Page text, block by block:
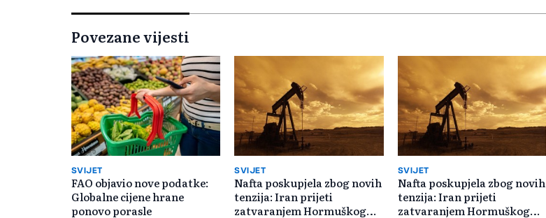
Povezane vijesti
SVIJET
FAO objavio nove podatke:
Globalne cijene hrane
ponovo porasle
SVIJET
Nafta poskupjela zbog novih
tenzija: Iran prijeti
zatvaranjem Hormuškog
SVIJET
Nafta poskupjela zbog novih
tenzija: Iran prijeti
zatvaranjem Hormuškog